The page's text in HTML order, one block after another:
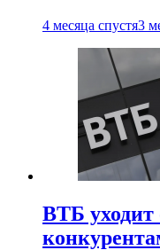
4 месяца спустя3
ВТБ уходит